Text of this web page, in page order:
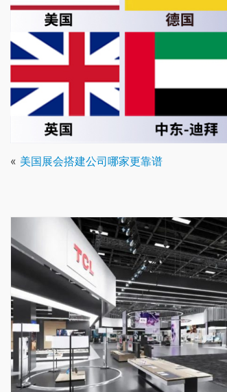
« 美国展会搭建公司哪家更靠谱